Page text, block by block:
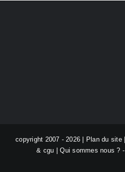
copyright 2007 - 2026 | Plan du site|
& cgu |Qui sommes nous ? -